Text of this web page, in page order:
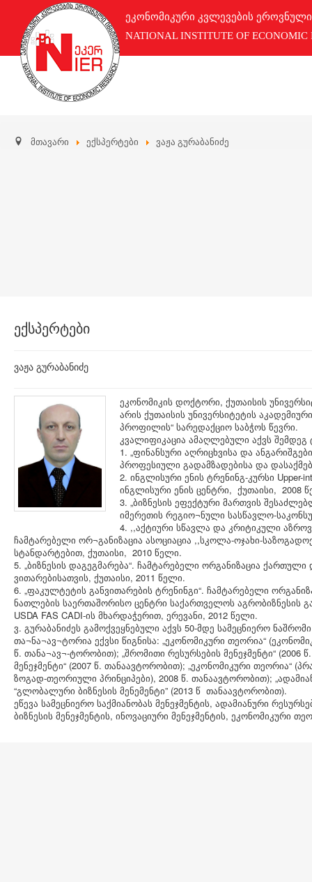
ეკონომიკური კვლევების
NATIONAL INSTITUTE OF ECONOMIC
მთავარი ექსპერტები ვაჟა გურაბანიძე
ექსპერტები
ვაჟა გურაბანიძე
ეკონომიკის დოქტორი, ქუთაისის
არის ქუთაისის უნივერსიტეტის
პროფილის“ სარედაქციო საბჭოს წევრი.
კვალიფიკაცია ამაღლებული აქვს შემდეგ
1. „ფინანსური აღრიცხვისა და
პროფესიული გადამზადებისა და
2. ინგლისური ენის ტრენინგ-კურსი Upper-
ინგლისური ენის ცენტრი, ქუთაისი, 2008
3. „ბიზნესის ეფექტური მართვის
იმერეთის რეგიო¬ნული სასწავლო-
4. ,,აქტიური სწავლა და კრიტიკული
ჩამტარებელი ორ¬განიზაცია ასოციაცია ,,სკოლა-ოჯახი-
სტანდარტებით, ქუთაისი, 2010 წელი.
5. „ბიზნესის დაგეგმარება“. ჩამტარებელი ორგანიზაცია ქართული
ვითარებისათვის, ქუთაისი, 2011 წელი.
6. „ფაკულტეტის განვითარების ტრენინგი“. ჩამტარებელი
ნათლების საერთაშორისო ცენტრი საქართველოს აგრობიზნესის
USDA FAS CADI-ის მხარდაჭერით, ერევანი, 2012 წელი.
ვ. გურაბანიძეს გამოქვეყნებული აქვს 50-მდე სამეცნიერო
თა¬ნა¬ავ¬ტორია ექვსი წიგნისა: „ეკონომიკური თეორია“
წ. თანა¬ავ¬-ტორობით); „შრომითი რესურსების მენეჯმენტი“
მენეჯმენტი“ (2007 წ. თანაავტორობით); „ეკონომიკური თეორია“
ზოგად-თეორიული პრინციპები), 2008 წ. თანაავტორობით);
“გლობალური ბიზნესის მენემენტი” (2013 წ თანაავტორობით).
ეწევა სამეცნიერო საქმიანობას მენეჯმენტის, ადამიანური
ბიზნესის მენეჯმენტის, ინოვაციური მენეჯმენტის, ეკონომიკური